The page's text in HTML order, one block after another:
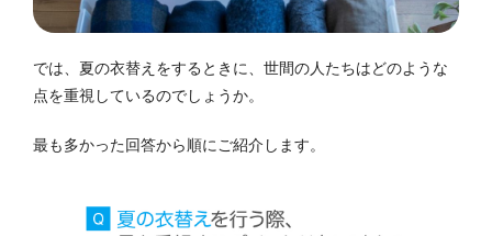
では、夏の衣替えをするときに、世間の人たちはどのような
点を重視しているのでしょうか。
最も多かった回答から順にご紹介します。